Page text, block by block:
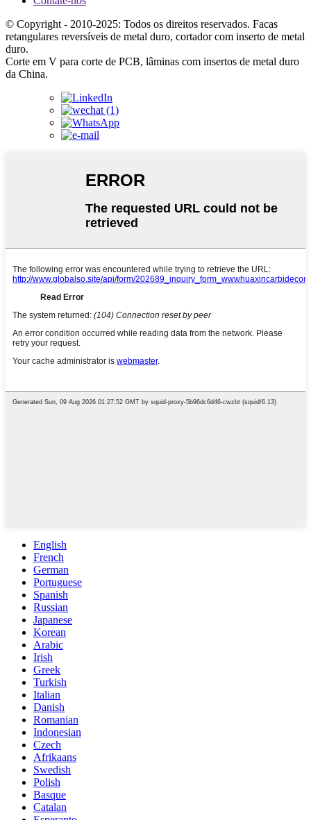
© Copyright - 2010-2025: Todos os direitos reservados. Facas
retangulares reversíveis de metal duro, cortador com inserto de metal
duro.
Corte em V para corte de PCB, lâminas com insertos de metal duro
da China.
English
French
German
Portuguese
Spanish
Russian
Japanese
Korean
Arabic
Irish
Greek
Turkish
Italian
Danish
Romanian
Indonesian
Czech
Afrikaans
Swedish
Polish
Basque
Catalan